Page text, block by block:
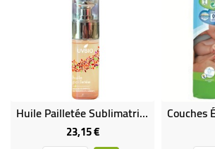
Huile Pailletée Sublimatrice Bio Et Vegan 50 ML
23,15 €Prix